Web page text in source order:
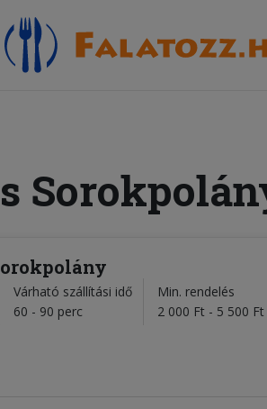
Várható szállítási idő
60 - 90 perc
Min. rendelés
2 000 Ft - 5 500 Ft